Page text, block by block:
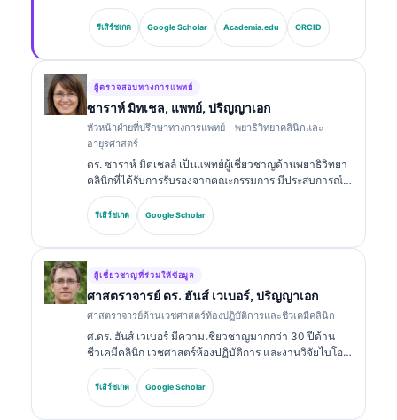
แพทย์อายุรกรรม มีประสบการณ์มากกว่า 15 ปีด้าน
เวชศาสตร์ห้องปฏิบัติการและการวิเคราะห์ทางคลินิกที่ช่วย
ด้วย AI ในฐานะ Chief Medical Officer ที่ Kantesti AI
กรรมสิทธิ์ ดร. ไคลน์ได้ตีพิมพ์ผลงานเกี่ยวกับการแปลผลไบ
โอมาร์กเกอร์และการวินิจฉัยทางห้องปฏิบัติการ.
รีเสิร์ชเกต Google Scholar Academia.edu ORCID
ผู้ตรวจสอบทางการแพทย์
ซาราห์ มิทเชล, แพทย์, ปริญญาเอก
หัวหน้าฝ่ายที่ปรึกษาทางการแพทย์ - พยาธิวิทยาคลินิกและ
อายุรศาสตร์
ดร. ซาราห์ มิตเชลล์ เป็นแพทย์ผู้เชี่ยวชาญด้านพยาธิวิทยา
คลินิกที่ได้รับการรับรองจากคณะกรรมการ มีประสบการณ์
มากกว่า 18 ปีในด้านเวชศาสตร์ห้องปฏิบัติการและการ
วิเคราะห์การวินิจฉัย เธอมีวุฒิบัตรเฉพาะทางด้านเคมีคลินิก
และได้ตีพิมพ์อย่างกว้างขวางเกี่ยวกับชุดตรวจไบโอมาร์ก
รีเสิร์ชเกต Google Scholar
ผู้เชี่ยวชาญที่ร่วมให้ข้อมูล
ศาสตราจารย์ ดร. ฮันส์ เวเบอร์, ปริญญาเอก
ศาสตราจารย์ด้านเวชศาสตร์ห้องปฏิบัติการและชีวเคมีคลินิก
ศ.ดร. ฮันส์ เวเบอร์ มีความเชี่ยวชาญมากกว่า 30 ปีด้าน
ชีวเคมีคลินิก เวชศาสตร์ห้องปฏิบัติการ และงานวิจัยไบโอ
มาร์กเกอร์ อดีตประธานของสมาคมเคมีคลินิกแห่งเยอรมนี
เขาเชี่ยวชาญด้านการวิเคราะห์ชุดตรวจเพื่อการวินิจฉัย
การมาตรฐานของไบโอมาร์กเกอร์ และเวชศาสตร์ห้อง
รีเสิร์ชเกต Google Scholar